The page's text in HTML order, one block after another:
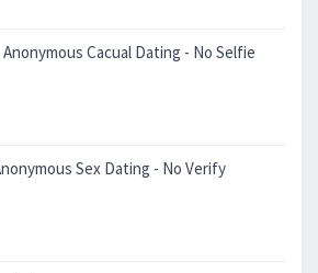
Cacual Dating - No Selfie
Sex Dating - No Verify